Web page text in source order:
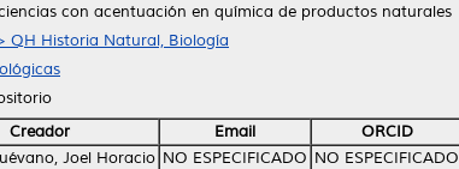
con acentuación en química de productos naturales
QH Historia Natural, Biología
Creador Email
ORCID
Joel Horacio NO ESPECIFICADO NO ESPECIFICADO